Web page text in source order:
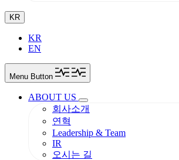
KR
KR
EN
Menu Button
ABOUT US
회사소개
연혁
Leadership & Team
IR
오시는 길